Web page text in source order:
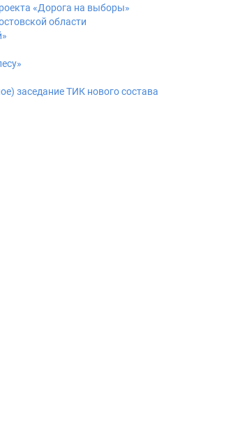
«Дорога на выборы»
области
заседание ТИК нового состава